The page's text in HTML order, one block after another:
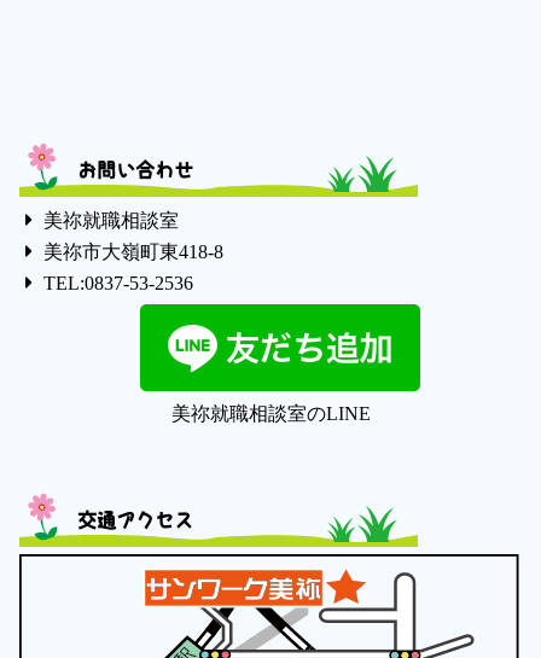
お問い合わせ
美祢就職相談室
美祢市大嶺町東418-8
TEL:0837-53-2536
美祢就職相談室のLINE
交通アクセス